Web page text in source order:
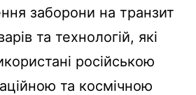
заборони на транзит
та технологій, які
російською
та космічною